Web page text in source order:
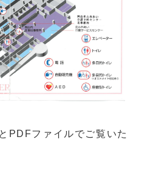
PDFファイルでご覧いた